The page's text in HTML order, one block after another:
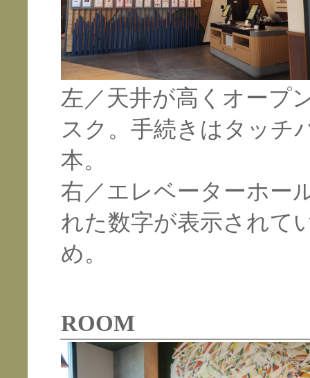
左／天井が高くオープ
スク。手続きはタッチ
本。
右／エレベーターホー
れた数字が表示されて
め。
ROOM